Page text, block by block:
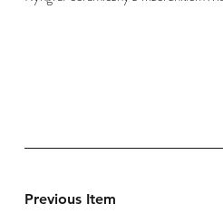
Previous Item